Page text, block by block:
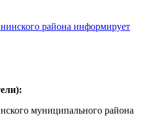
района информирует
муниципального района